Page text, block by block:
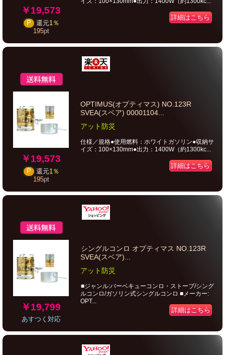
￥19,573
P 還元1％
195pt
詳細はこちら
￥19,573
P 還元1％
195pt
OPTIMUS(オプティマス) NO.123R
SVEA(スベア) 00001104...
アット防災
仕様／規格●使用燃料：ホワイトガソリン●収納サ
イズ：100×130mm●出力：1400W（約1300kc...
詳細はこちら
￥19,799
あすつく対応
シングルコンロ オプティマス NO.123R
SVEA(スベア)...
アット防災
■ジャンル:バーベキューコンロ・ストーブ/シング
ルコンロ/ガソリン式シングルコンロ ■メーカー:
OPT...
詳細はこちら